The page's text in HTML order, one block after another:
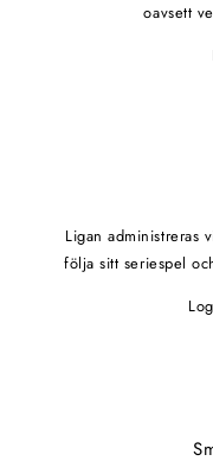
oavsett
Ligan administreras
följa sitt seriespel